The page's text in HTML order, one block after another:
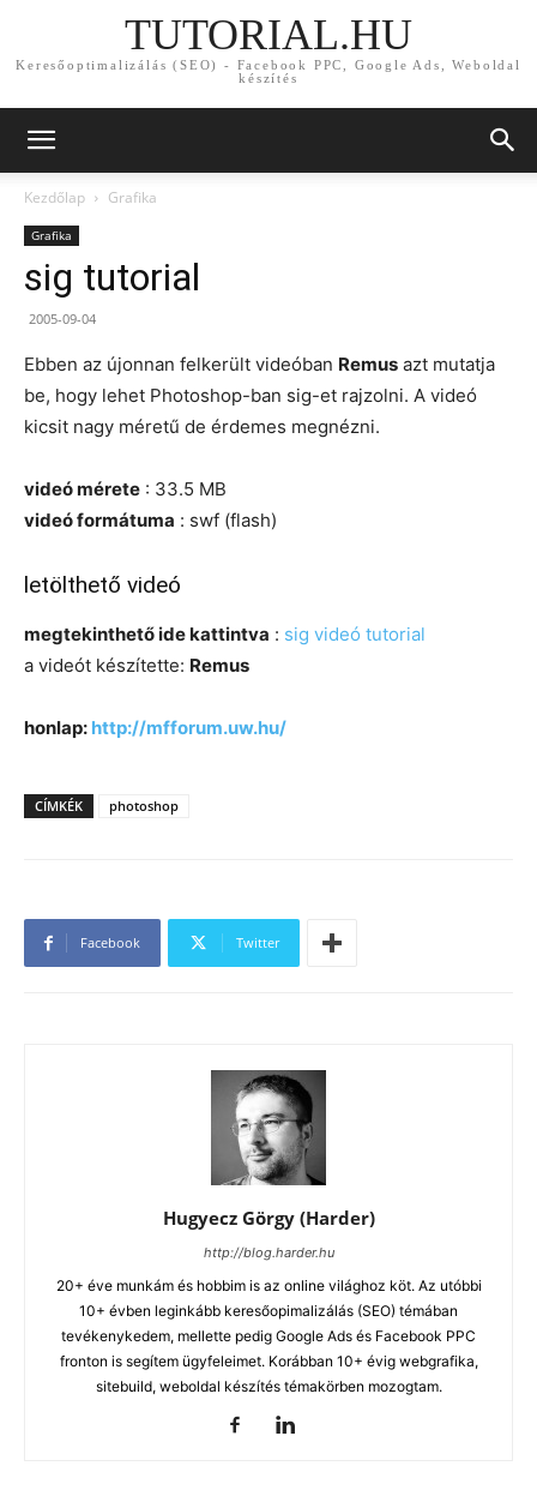
TUTORIAL.HU
Keresőoptimalizálás (SEO) - Facebook PPC, Google Ads, Weboldal
készítés
Kezdőlap Grafika
Grafika
sig tutorial
2005-09-04
Ebben az újonnan felkerült videóban Remus azt mutatja
be, hogy lehet Photoshop-ban sig-et rajzolni. A videó
kicsit nagy méretű de érdemes megnézni.
videó mérete : 33.5 MB
videó formátuma : swf (flash)
letölthető videó
megtekinthető ide kattintva : sig videó tutorial
a videót készítette: Remus
honlap: http://mfforum.uw.hu/
CÍMKÉK photoshop
Facebook Twitter
Hugyecz Görgy (Harder)
http://blog.harder.hu
20+ éve munkám és hobbim is az online világhoz köt. Az utóbbi
10+ évben leginkább keresőopimalizálás (SEO) témában
tevékenykedem, mellette pedig Google Ads és Facebook PPC
fronton is segítem ügyfeleimet. Korábban 10+ évig webgrafika,
sitebuild, weboldal készítés témakörben mozogtam.